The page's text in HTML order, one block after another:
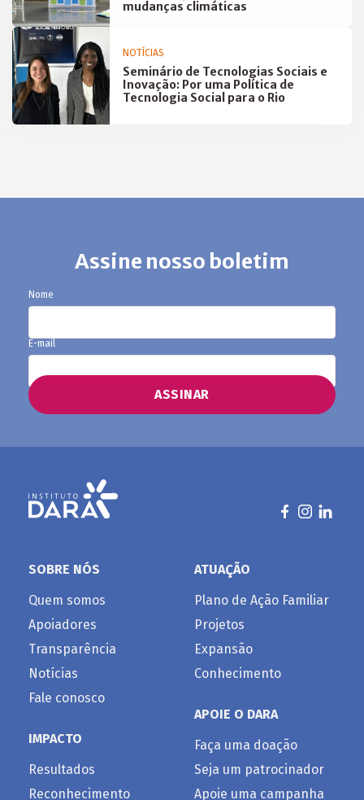
mudanças climáticas
NOTÍCIAS
Seminário de Tecnologias Sociais e
Inovação: Por uma Política de
Tecnologia Social para o Rio
Assine nosso boletim
Nome
E-mail
SOBRE NÓS
Quem somos
Apoiadores
Transparência
Notícias
Fale conosco
IMPACTO
Resultados
Reconhecimento
ATUAÇÃO
Plano de Ação Familiar
Projetos
Expansão
Conhecimento
APOIE O DARA
Faça uma doação
Seja um patrocinador
Apoie uma campanha